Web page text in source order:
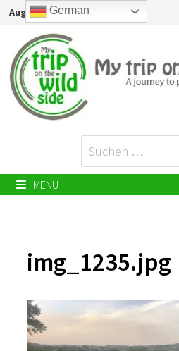
Zurück
Inhalt
August 8, 2026
Suchen
nach:
MENÜ
img_1235.jpg
German